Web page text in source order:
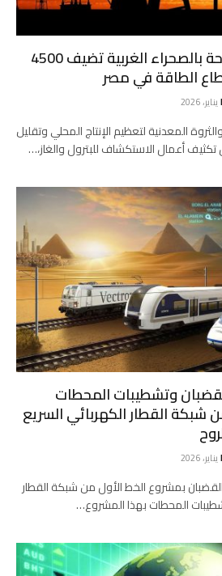
​4 آبار استكشافية ناجحة بالصحراء الغربية تضيف 4500
الطاقة في مصر
المعدنية لتعظيم الإنتاج المحلي وتقليل
تكثيف أعمال الاستكشاف للبترول والغاز،…
وتشطيبات المحطات
شبكة القطار الكهربائي السريع
بمشروع الخط الأول من شبكة القطار
المحطات بهذا المشروع…